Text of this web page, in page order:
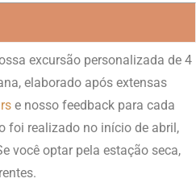
excursão personalizada de 4
elaborado após extensas
e nosso feedback para cada
foi realizado no início de abril,
você optar pela estação seca,